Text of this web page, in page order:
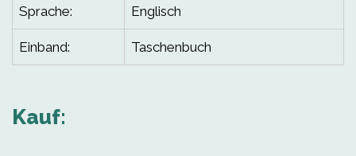
Sprache: Englisch
Einband: Taschenbuch
Kauf: